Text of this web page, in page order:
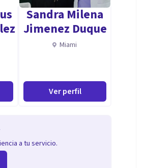
Sandra Milena
Jimenez Duque
Miami
Ver perfil
a tu servicio.